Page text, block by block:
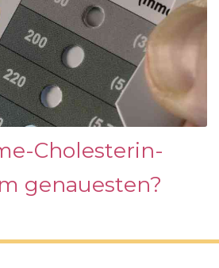
Cholesterin-
genauesten?